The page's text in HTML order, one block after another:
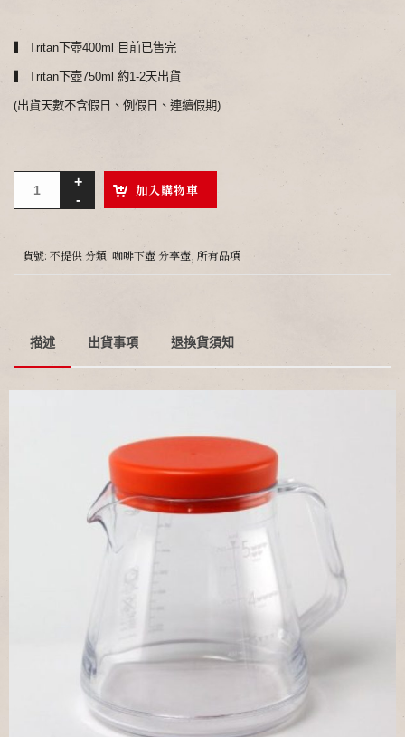
▍ Tritan下壺400ml 目前已售完
▍ Tritan下壺750ml 約1-2天出貨
(出貨天數不含假日、例假日、連續假期)
加入購物車
貨號: 不提供分類: 咖啡下壺 分享壺 所有品項
描述 出貨事項 退換貨須知